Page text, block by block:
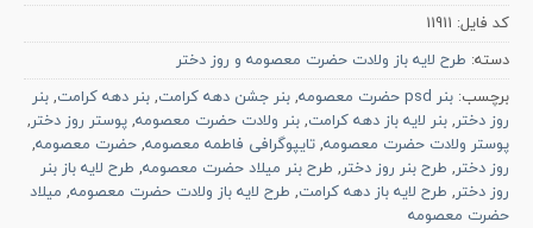
کد فایل: 11911
دسته: طرح لایه باز ولادت حضرت معصومه و روز دختر
برچسب: بنر psd حضرت معصومه , بنر جشن دهه کرامت, بنر دهه کرامت, بنر
روز دختر, بنر لایه باز دهه کرامت, بنر ولادت حضرت معصومه, پوستر روز دختر,
پوستر ولادت حضرت معصومه, تایپوگرافی فاطمه معصومه, حضرت معصومه,
روز دختر, طرح بنر روز دختر, طرح بنر میلاد حضرت معصومه, طرح لایه باز بنر
روز دختر, طرح لایه باز دهه کرامت, طرح لایه باز ولادت حضرت معصومه, میلاد
حضرت معصومه